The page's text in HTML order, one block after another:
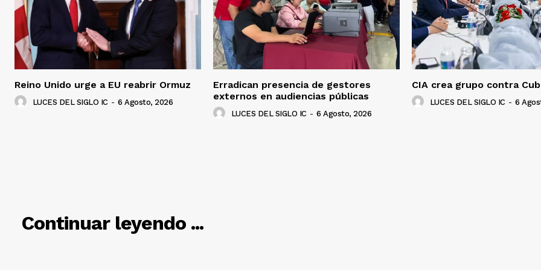
Reino Unido urge a EU reabrir Ormuz
LUCES DEL SIGLO IC - 6 Agosto, 2026
Erradican presencia de gestores
externos en audiencias públicas
LUCES DEL SIGLO IC - 6 Agosto, 2026
CIA crea grupo contra
LUCES DEL SIGLO IC - 6
Continuar leyendo ...
RELACIONADO